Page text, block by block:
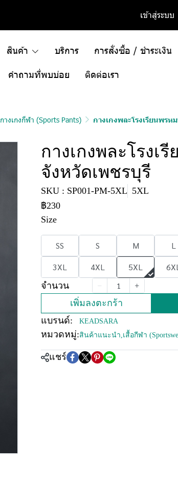
เข้าสู่ระบบ
สินค้า บริการ การสั่งซื้อ / ชำระเงิน
คำถามที่พบบ่อย ติดต่อเรา
กางเกงกีฬา (Sports Pants) กางเกงพละโรงเรียนพร
กางเกงพละโรง
จังหวัดเพชรบุรี
SKU : SP001-PM-5XL 5XL
฿230
Size
SS S M L
3XL
4XL 5XL 6XL
จำนวน
เพิ่มลงตะกร้า
แบรนด์:
KEADSARA
หมวดหมู่:สินค้าแนะนำ,เสื้อกีฬา
แชร์